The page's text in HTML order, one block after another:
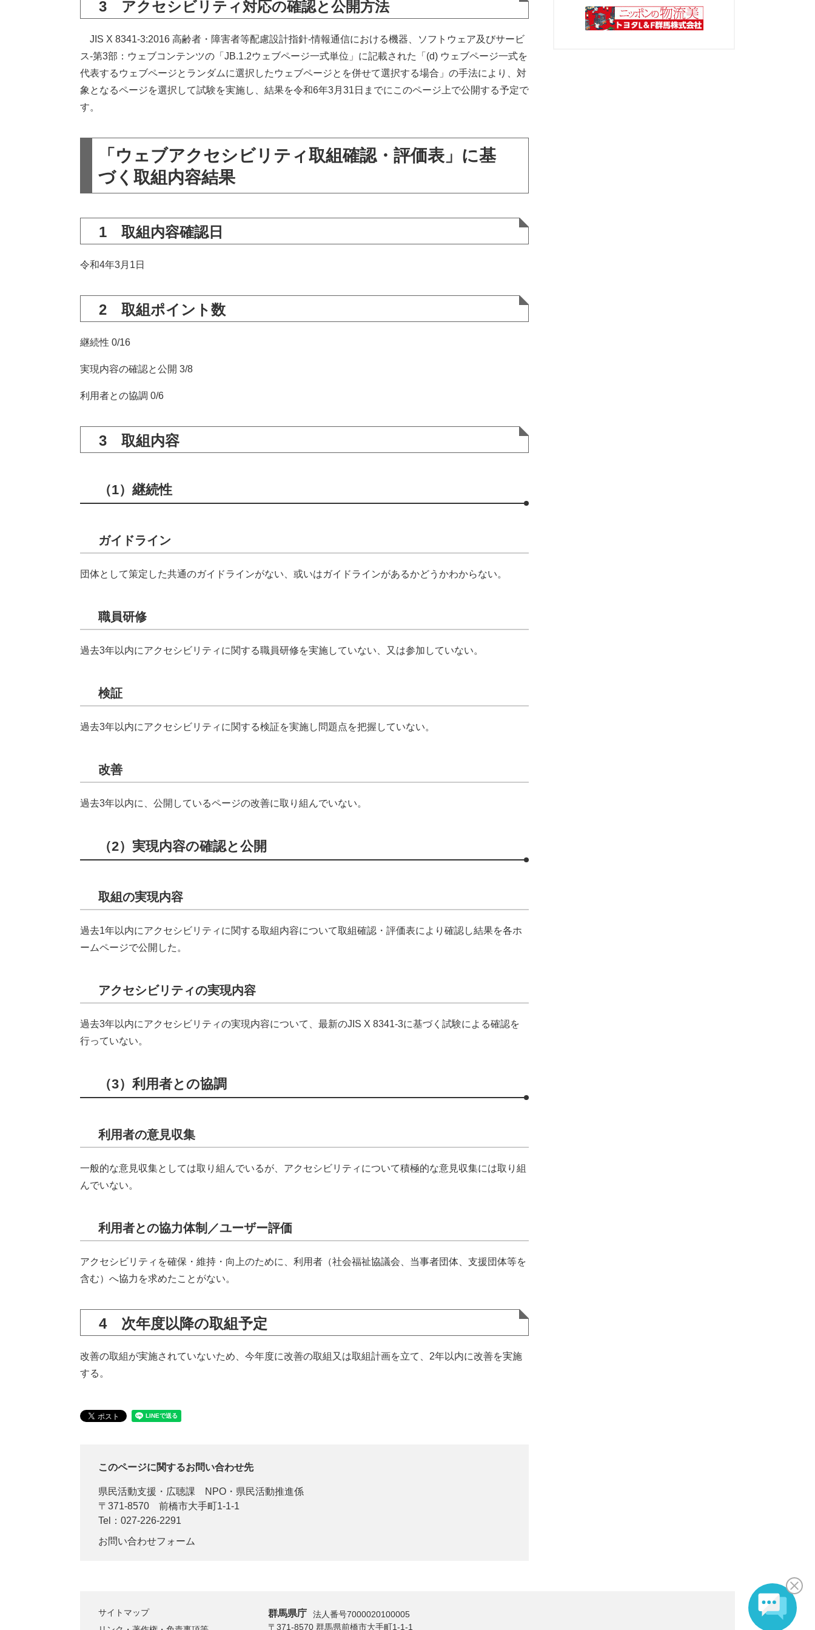
3 アクセシビリティ対応の確認と公開方法
JIS X 8341-3:2016 高齢者・障害者等配慮設計指針-情報通信における機器、ソフトウェア及びサービ
ス-第3部：ウェブコンテンツの「JB.1.2ウェブページ一式単位」に記載された「(d) ウェブページ一式を
代表するウェブページとランダムに選択したウェブページとを併せて選択する場合」の手法により、対
象となるページを選択して試験を実施し、結果を令和6年3月31日までにこのページ上で公開する予定で
す。
「ウェブアクセシビリティ取組確認・評価表」に基
づく取組内容結果
1 取組内容確認日
令和4年3月1日
2 取組ポイント数
継続性 0/16
実現内容の確認と公開 3/8
利用者との協調 0/6
3 取組内容
（1）継続性
ガイドライン
団体として策定した共通のガイドラインがない、或いはガイドラインがあるかどうかわからない。
職員研修
過去3年以内にアクセシビリティに関する職員研修を実施していない、又は参加していない。
検証
過去3年以内にアクセシビリティに関する検証を実施し問題点を把握していない。
改善
過去3年以内に、公開しているページの改善に取り組んでいない。
（2）実現内容の確認と公開
取組の実現内容
過去1年以内にアクセシビリティに関する取組内容について取組確認・評価表により確認し結果を各ホ
ームページで公開した。
アクセシビリティの実現内容
過去3年以内にアクセシビリティの実現内容について、最新のJIS X 8341-3に基づく試験による確認を
行っていない。
（3）利用者との協調
利用者の意見収集
一般的な意見収集としては取り組んでいるが、アクセシビリティについて積極的な意見収集には取り組
んでいない。
利用者との協力体制／ユーザー評価
アクセシビリティを確保・維持・向上のために、利用者（社会福祉協議会、当事者団体、支援団体等を
含む）へ協力を求めたことがない。
4 次年度以降の取組予定
改善の取組が実施されていないため、今年度に改善の取組又は取組計画を立て、2年以内に改善を実施
する。
このページに関するお問い合わせ先
県民活動支援・広聴課
NPO・県民活動推進係
〒371-8570
前橋市大手町1-1-1
Tel：027-226-2291
お問い合わせフォーム
サイトマップ
群馬県庁
法人番号7000020100005
〒371-8570 群馬県前橋市大手町1-1-1